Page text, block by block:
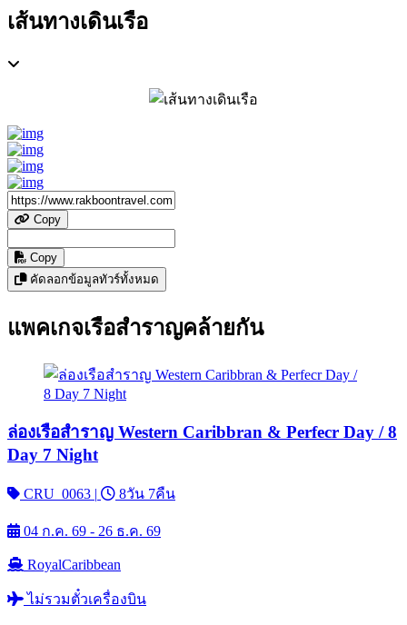
เส้นทางเดินเรือ
Copy
Copy
คัดลอกข้อมูลทัวร์ทั้งหมด
แพคเกจเรือสำราญคล้ายกัน
ล่องเรือสำราญ Western Caribbran & Perfecr Day / 8
Day 7 Night
CRU_0063 | 8วัน 7คืน
04 ก.ค. 69 - 26 ธ.ค. 69
RoyalCaribbean
ไม่รวมตั๋วเครื่องบิน